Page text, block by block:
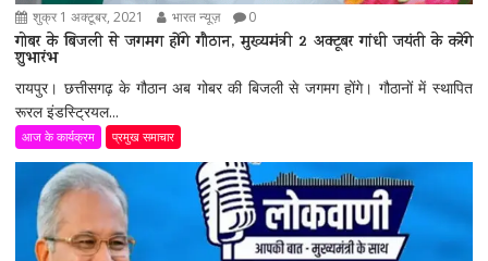
शुक्र 1 अक्टूबर, 2021 भारत न्यूज़ 0
गोबर के बिजली से जगमग होंगे गौठान, मुख्यमंत्री 2 अक्टूबर गांधी जयंती के करेंगे
शुभारंभ
रायपुर। छत्तीसगढ़ के गौठान अब गोबर की बिजली से जगमग होंगे। गौठानों में स्थापित
रूरल इंडस्ट्रियल...
आज के कार्यक्रम प्रमुख समाचार